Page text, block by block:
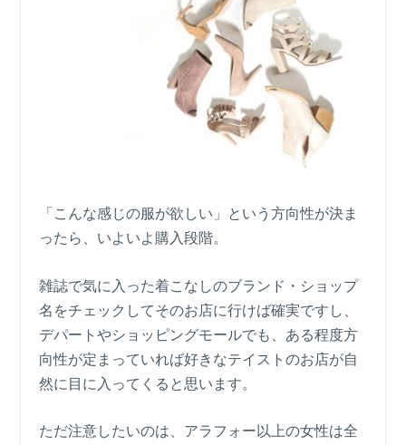
「こんな感じの服が欲しい」という方向性が決ま
ったら、いよいよ購入段階。
雑誌で気に入った着こなしのブランド・ショップ
名をチェックしてそのお店に行けば確実ですし、
デパートやショッピングモールでも、ある程度方
向性が定まっていれば好きなテイストのお店が自
然に目に入ってくると思います。
ただ注意したいのは、アラフォー以上の女性は全